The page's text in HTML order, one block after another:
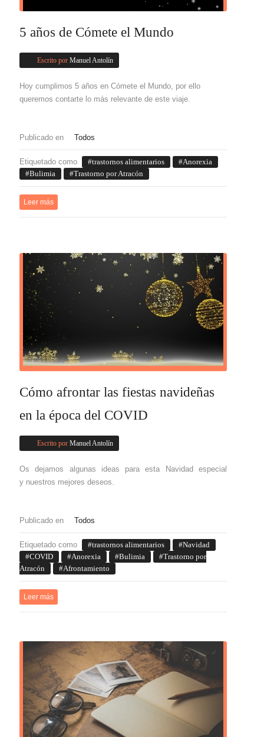
5 años de Cómete el Mundo
Escrito por Manuel Antolín
Hoy cumplimos 5 años en Cómete el Mundo, por ello
queremos contarte lo más relevante de este viaje.
Publicado en Todos
Etiquetado como trastornos alimentarios
Anorexia
Bulimia
Trastorno por Atracón
Leer más
Cómo afrontar las fiestas navideñas
en la época del COVID
Escrito por Manuel Antolín
Os dejamos algunas ideas para esta Navidad especial
y nuestros mejores deseos.
Publicado en Todos
Etiquetado como trastornos alimentarios
Navidad
COVID
Anorexia Bulimia
Trastorno por
Atracón
Afrontamiento
Leer más